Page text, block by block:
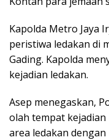
Kapolda Metro Jaya
peristiwa ledakan di
Gading. Kapolda
kejadian ledakan.
Asep menegaskan,
olah tempat
area ledakan